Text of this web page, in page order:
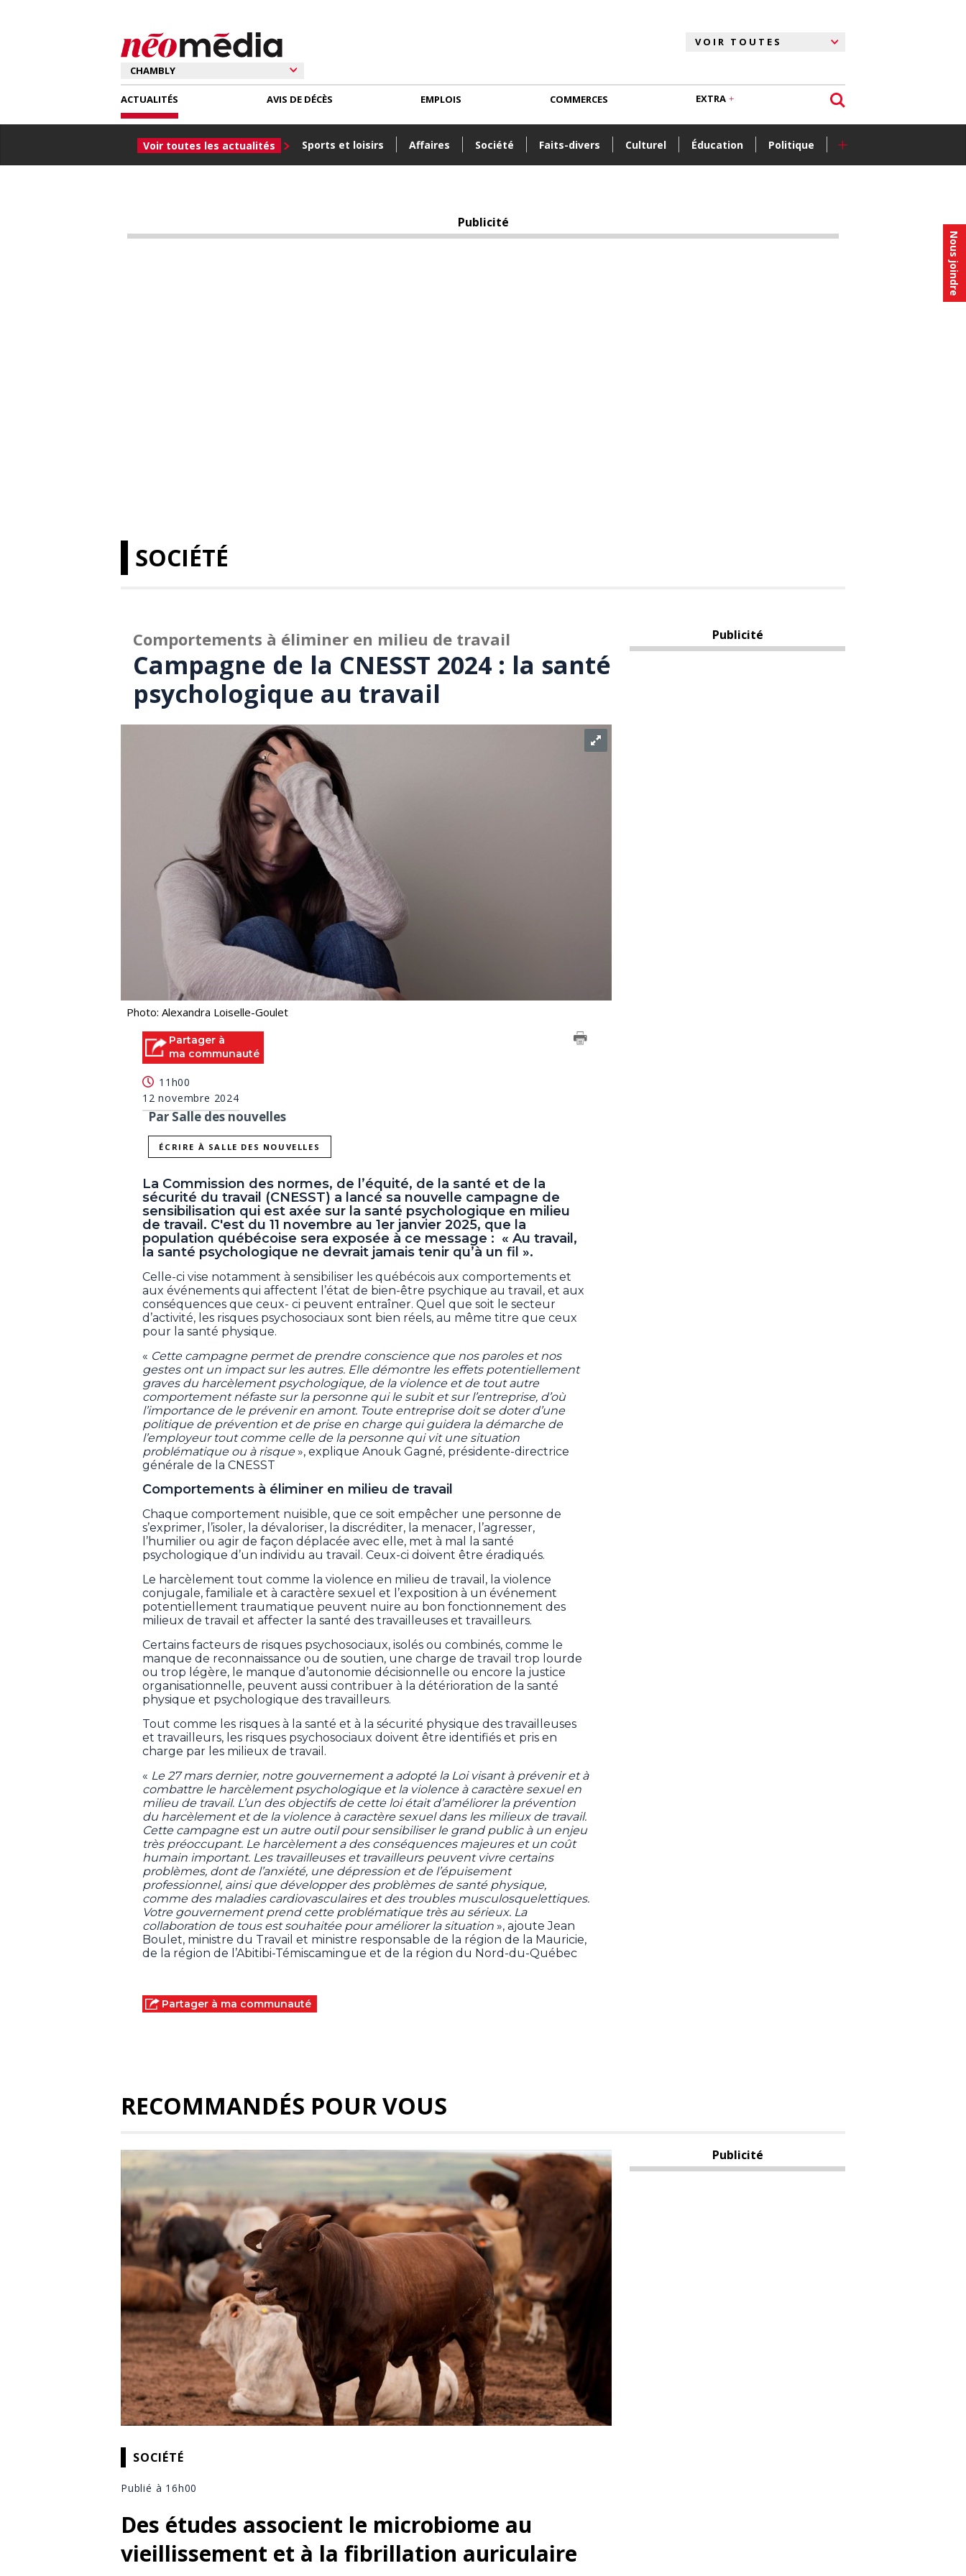
Nous joindre
ACTUALITÉS
Voir toutes les actualités Sports et loisirs Affaires Société Faits-divers Culturel Éducation Politique +
AVIS DE DÉCÈS EMPLOIS COMMERCES EXTRA
Publicité
SOCIÉTÉ
Comportements à éliminer en milieu de travail
Campagne de la CNESST 2024 : la santé
psychologique au travail
Photo: Alexandra Loiselle-Goulet
Partager à
ma communauté
11h00
12 novembre 2024
Par Salle des nouvelles
ÉCRIRE À SALLE DES NOUVELLES
La Commission des normes, de l’équité, de la santé et de la
sécurité du travail (CNESST) a lancé sa nouvelle campagne de
sensibilisation qui est axée sur la santé psychologique en milieu
de travail. C'est du 11 novembre au 1er janvier 2025, que la
population québécoise sera exposée à ce message : « Au travail,
la santé psychologique ne devrait jamais tenir qu’à un fil ».
Celle-ci vise notamment à sensibiliser les québécois aux comportements et
aux événements qui affectent l’état de bien-être psychique au travail, et aux
conséquences que ceux- ci peuvent entraîner. Quel que soit le secteur
d’activité, les risques psychosociaux sont bien réels, au même titre que ceux
pour la santé physique.
« Cette campagne permet de prendre conscience que nos paroles et nos
gestes ont un impact sur les autres. Elle démontre les effets potentiellement
graves du harcèlement psychologique, de la violence et de tout autre
comportement néfaste sur la personne qui le subit et sur l’entreprise, d’où
l’importance de le prévenir en amont. Toute entreprise doit se doter d’une
politique de prévention et de prise en charge qui guidera la démarche de
l’employeur tout comme celle de la personne qui vit une situation
problématique ou à risque», explique Anouk Gagné, présidente-directrice
générale de la CNESST
Comportements à éliminer en milieu de travail
Chaque comportement nuisible, que ce soit empêcher une personne de
s’exprimer, l’isoler, la dévaloriser, la discréditer, la menacer, l’agresser,
l’humilier ou agir de façon déplacée avec elle, met à mal la santé
psychologique d’un individu au travail. Ceux-ci doivent être éradiqués.
Le harcèlement tout comme la violence en milieu de travail, la violence
conjugale, familiale et à caractère sexuel et l’exposition à un événement
potentiellement traumatique peuvent nuire au bon fonctionnement des
milieux de travail et affecter la santé des travailleuses et travailleurs.
Certains facteurs de risques psychosociaux, isolés ou combinés, comme le
manque de reconnaissance ou de soutien, une charge de travail trop lourde
ou trop légère, le manque d’autonomie décisionnelle ou encore la justice
organisationnelle, peuvent aussi contribuer à la détérioration de la santé
physique et psychologique des travailleurs.
Tout comme les risques à la santé et à la sécurité physique des travailleuses
et travailleurs, les risques psychosociaux doivent être identifiés et pris en
charge par les milieux de travail.
« Le 27 mars dernier, notre gouvernement a adopté la Loi visant à prévenir et à
combattre le harcèlement psychologique et la violence à caractère sexuel en
milieu de travail. L’un des objectifs de cette loi était d’améliorer la prévention
du harcèlement et de la violence à caractère sexuel dans les milieux de travail.
Cette campagne est un autre outil pour sensibiliser le grand public à un enjeu
très préoccupant. Le harcèlement a des conséquences majeures et un coût
humain important. Les travailleuses et travailleurs peuvent vivre certains
problèmes, dont de l’anxiété, une dépression et de l’épuisement
professionnel, ainsi que développer des problèmes de santé physique,
comme des maladies cardiovasculaires et des troubles musculosquelettiques.
Votre gouvernement prend cette problématique très au sérieux. La
collaboration de tous est souhaitée pour améliorer la situation », ajoute Jean
Boulet, ministre du Travail et ministre responsable de la région de la Mauricie,
de la région de l’Abitibi-Témiscamingue et de la région du Nord-du-Québec
Partager à ma communauté
Publicité
RECOMMANDÉS POUR VOUS
SOCIÉTÉ
Publié à 16h00
Des études associent le microbiome au
vieillissement et à la fibrillation auriculaire
Publicité